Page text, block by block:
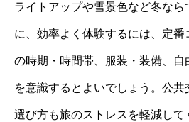
ライトアップや雪景色など冬なら
に、効率よく体験するには、定
の時期・時間帯、服装・装備、
を意識するとよいでしょう。公
選び方も旅のストレスを軽減して